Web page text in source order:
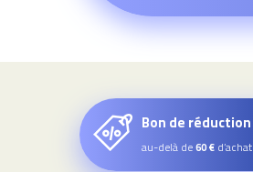
Bon de réduction
au-delà de60 € d’achat